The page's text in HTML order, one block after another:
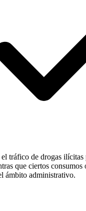
tráfico de drogas ilícitas
que ciertos
ámbito administrativo.